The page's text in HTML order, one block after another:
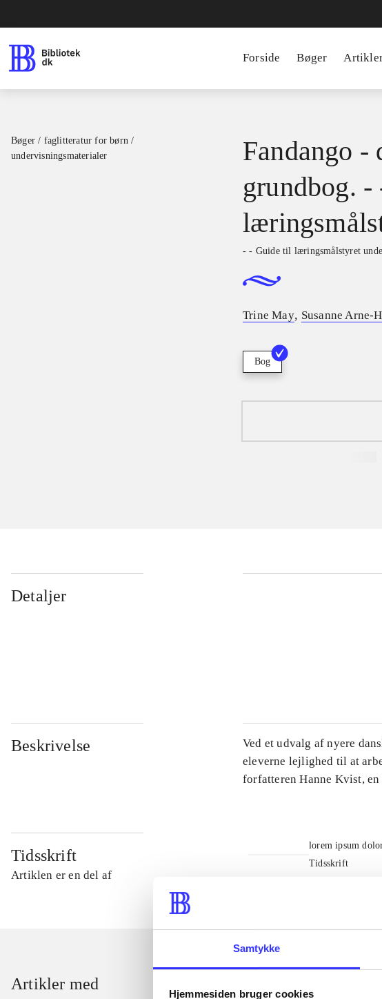
Samtykke
Hjemmesiden bruger cookies
Forside Bøger
Bøger / faglitteratur for børn /
undervisningsmaterialer
Fandango -
grundbog.
- - Guide til læringsmålstyret
Trine May, Susanne Arne-
Bog
Detaljer
Beskrivelse
Ved et udvalg af nyere
eleverne lejlighed til at
forfatteren Hanne Kvist,
Tidsskrift
Artiklen er en del af
lorem ipsum
Tidsskrift
Artikler med